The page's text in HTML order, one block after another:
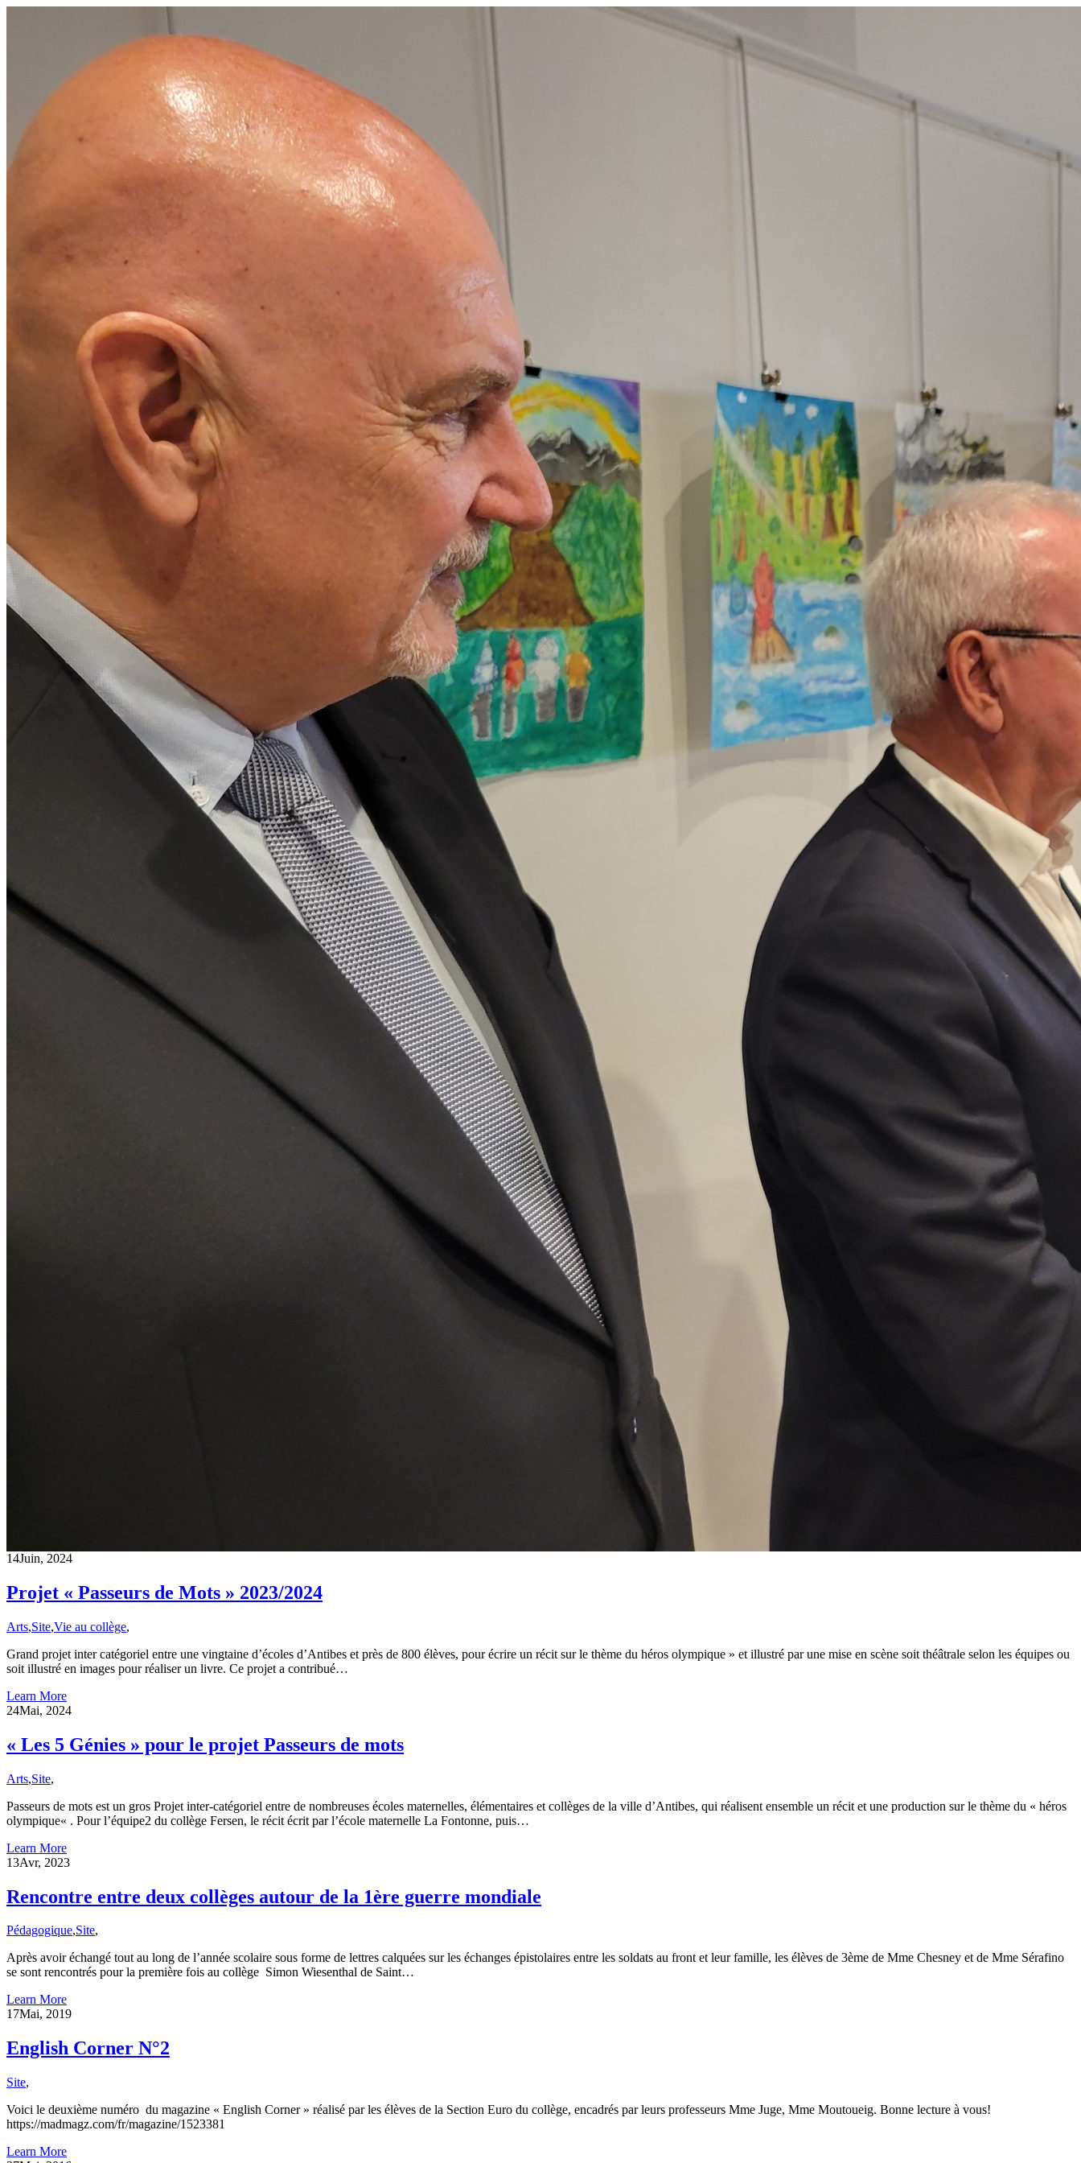
14Juin, 2024
Projet « Passeurs de Mots » 2023/2024
Arts,Site,Vie au collège,
Grand projet inter catégoriel entre une vingtaine d’écoles d’Antibes et près de 800 élèves, pour écrire un récit sur le thème du héros olympique » et illustré par une mise en scène soit théâtrale selon les équipes ou
soit illustré en images pour réaliser un livre. Ce projet a contribué…
Learn More
24Mai, 2024
« Les 5 Génies » pour le projet Passeurs de mots
Arts,Site,
Passeurs de mots est un gros Projet inter-catégoriel entre de nombreuses écoles maternelles, élémentaires et collèges de la ville d’Antibes, qui réalisent ensemble un récit et une production sur le thème du « héros
olympique« . Pour l’équipe2 du collège Fersen, le récit écrit par l’école maternelle La Fontonne, puis…
Learn More
13Avr, 2023
Rencontre entre deux collèges autour de la 1ère guerre mondiale
Pédagogique,Site,
Après avoir échangé tout au long de l’année scolaire sous forme de lettres calquées sur les échanges épistolaires entre les soldats au front et leur famille, les élèves de 3ème de Mme Chesney et de Mme Sérafino
se sont rencontrés pour la première fois au collège Simon Wiesenthal de Saint…
Learn More
17Mai, 2019
English Corner N°2
Site,
Voici le deuxième numéro du magazine « English Corner » réalisé par les élèves de la Section Euro du collège, encadrés par leurs professeurs Mme Juge, Mme Moutoueig. Bonne lecture à vous!
https://madmagz.com/fr/magazine/1523381
Learn More